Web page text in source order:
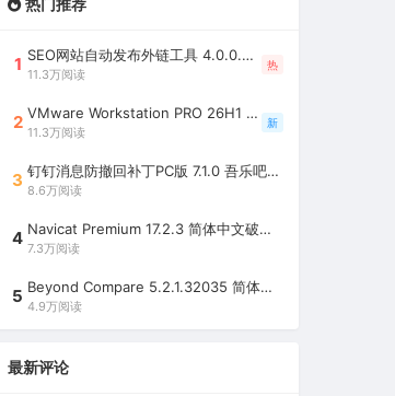
热门推荐
1 SEO网站自动发布外链工具 4.0.0.0 吾乐吧优化版（智能代理狂刷外链）
11.3万阅读
热
2 VMware Workstation PRO 26H1 中文精简安装注册版 / 完整版（最好用的虚拟机软件）
11.3万阅读
新
3 钉钉消息防撤回补丁PC版 7.1.0 吾乐吧优化版（支持消息防撤回+钉钉多开+支持消息永不已读+去除钉钉水印）
8.6万阅读
4 Navicat Premium 17.2.3 简体中文破解版（多重数据库管理工具）
7.3万阅读
5 Beyond Compare 5.2.1.32035 简体中文注册版（超强文件/夹比较工具）
4.9万阅读
最新评论